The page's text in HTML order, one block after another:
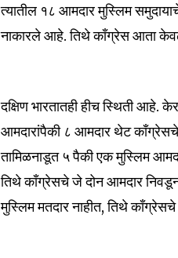
त्यातील १८ आमदार मुस्लिम
नाकारले आहे. तिथे काँग्रेस आता
दक्षिण भारतातही हीच स्थिती आहे.
आमदारांपैकी ८ आमदार थेट
तामिळनाडूत ५ पैकी एक मुस्लिम
तिथे काँग्रेसचे जे दोन आमदार
मुस्लिम मतदार नाहीत, तिथे